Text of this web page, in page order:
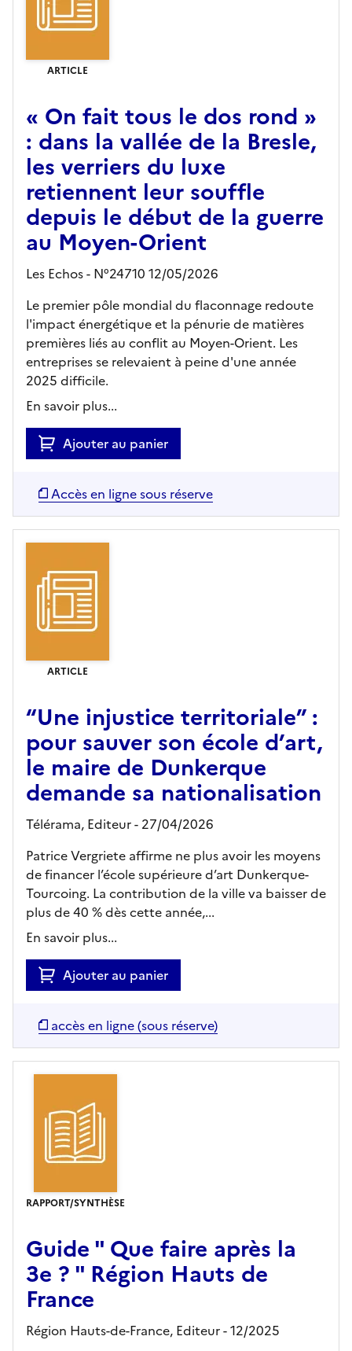
ARTICLE
« On fait tous le dos rond »
: dans la vallée de la Bresle,
les verriers du luxe
retiennent leur souffle
depuis le début de la guerre
au Moyen-Orient
Les Echos - N°24710 12/05/2026
Le premier pôle mondial du flaconnage redoute
l'impact énergétique et la pénurie de matières
premières liés au conflit au Moyen-Orient. Les
entreprises se relevaient à peine d'une année
2025 difficile.
En savoir plus...
Ajouter au panier
Accès en ligne sous réserve
ARTICLE
“Une injustice territoriale” :
pour sauver son école d’art,
le maire de Dunkerque
demande sa nationalisation
Télérama, Editeur- 27/04/2026
Patrice Vergriete affirme ne plus avoir les moyens
de financer l’école supérieure d’art Dunkerque-
Tourcoing. La contribution de la ville va baisser de
plus de 40 % dès cette année,...
En savoir plus...
Ajouter au panier
accès en ligne (sous réserve)
RAPPORT/SYNTHÈSE
Guide " Que faire après la
3e ? " Région Hauts de
France
Région Hauts-de-France, Editeur- 12/2025